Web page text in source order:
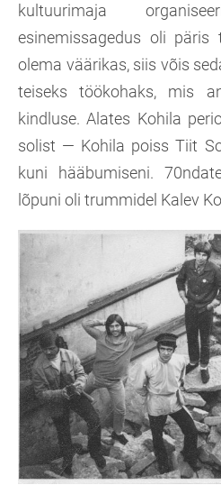
kultuurimaja
esinemissagedus oli
olema väärikas, siis võis
teiseks töökohaks, mis
kindluse. Alates Kohila
solist — Kohila poiss Tiit
kuni hääbumiseni.
lõpuni oli trummidel Kalev